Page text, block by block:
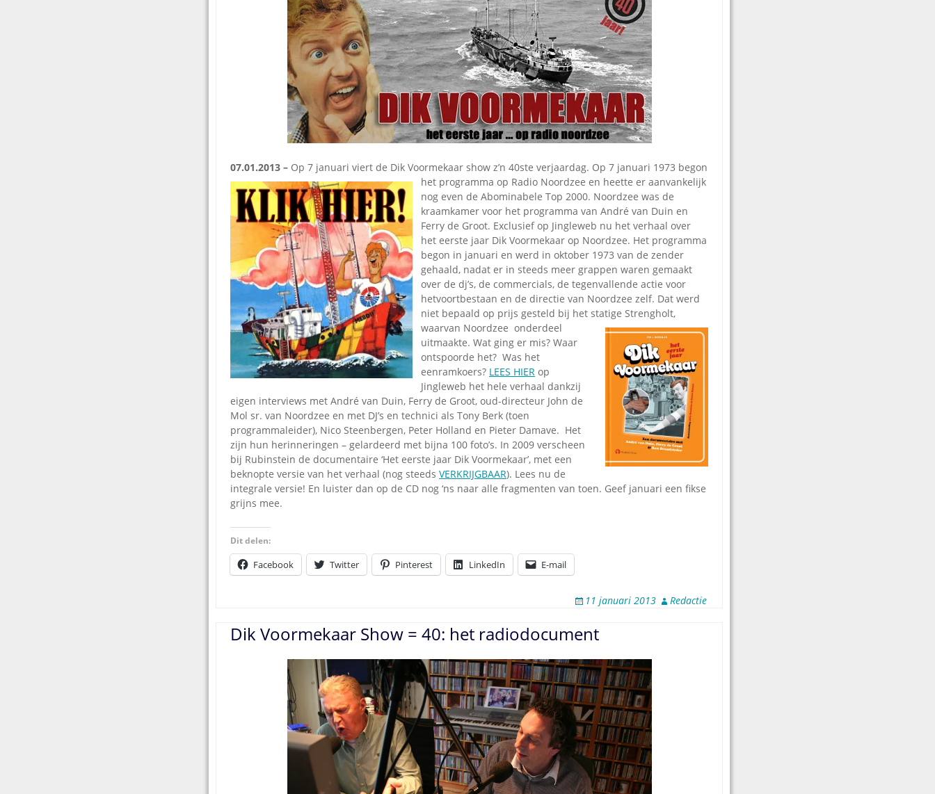
07.01.2013 – Op 7 januari viert de Dik Voormekaar show z’n 40ste verjaardag. Op 7 januari 1973 begon
het programma op Radio Noordzee en heette er aanvankelijk
nog even de Abominabele Top 2000. Noordzee was de
kraamkamer voor het programma van André van Duin en
Ferry de Groot. Exclusief op Jingleweb nu het verhaal over
het eerste jaar Dik Voormekaar op Noordzee. Het programma
begon in januari en werd in oktober 1973 van de zender
gehaald, nadat er in steeds meer grappen waren gemaakt
over de dj’s, de commercials, de tegenvallende actie voor
hetvoortbestaan en de directie van Noordzee zelf. Dat werd
niet bepaald op prijs gesteld bij het statige Strengholt,
waarvan Noordzee onderdeel
uitmaakte. Wat ging er mis? Waar
ontspoorde het? Was het
eenramkoers? LEES HIER op
Jingleweb het hele verhaal dankzij
eigen interviews met André van Duin, Ferry de Groot, oud-directeur John de
Mol sr. van Noordzee en met DJ’s en technici als Tony Berk (toen
programmaleider), Nico Steenbergen, Peter Holland en Pieter Damave. Het
zijn hun herinneringen – gelardeerd met bijna 100 foto’s. In 2009 verscheen
bij Rubinstein de documentaire ‘Het eerste jaar Dik Voormekaar’, met een
beknopte versie van het verhaal (nog steeds VERKRIJGBAAR). Lees nu de
integrale versie! En luister dan op de CD nog ‘ns naar alle fragmenten van toen. Geef januari een fikse
grijns mee.
Dit delen:
Facebook Twitter Pinterest LinkedIn E-mail
11 januari 2013 Redactie
Dik Voormekaar Show = 40: het radiodocument